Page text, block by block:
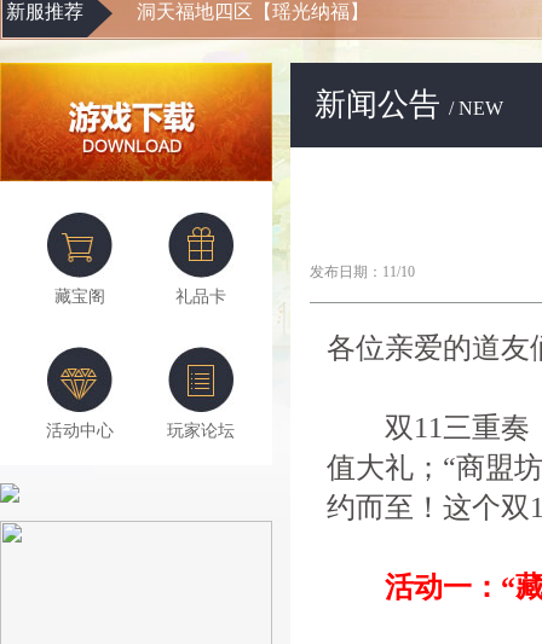
新服推荐 洞天福地四区【瑶光纳福】
藏宝阁 礼品卡
活动中心 玩家论坛
新闻公告 / NEW
发布日期：11/10
各位亲爱的道友
双11三重奏，
值大礼；“商盟
约而至！这个双
活动一：“藏